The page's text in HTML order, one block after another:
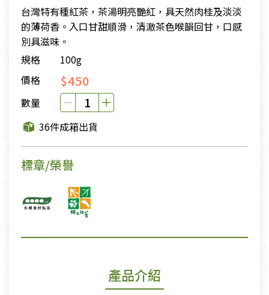
台灣特有種紅茶，茶湯明亮艷紅，具天然肉桂及淡淡
的薄荷香。入口甘甜順滑，清澈茶色喉韻回甘，口感
別具滋味。
規格
100g
價格
$450
數量
36件成箱出貨
標章/榮譽
產品介紹